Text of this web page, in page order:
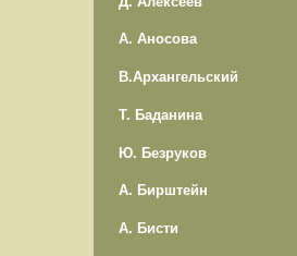
А. Аносова
В.Архангельский
Т. Баданина
Ю. Безруков
А. Бирштейн
А. Бисти